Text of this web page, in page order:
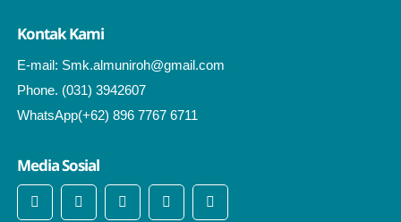
Kontak Kami
E-mail: Smk.almuniroh@gmail.com
Phone. (031) 3942607
WhatsApp(+62) 896 7767 6711
Media Sosial